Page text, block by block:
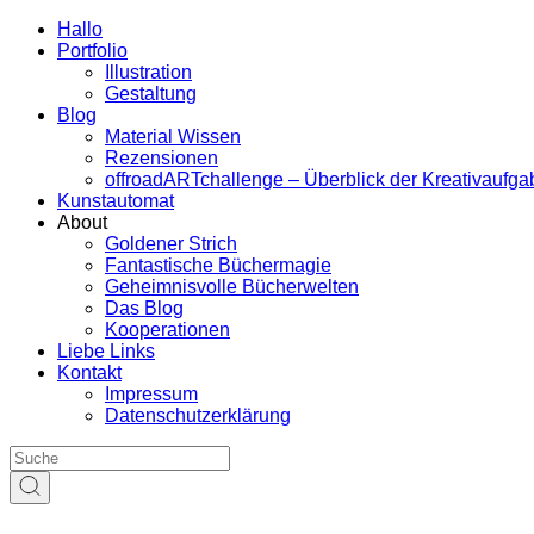
Hallo
Portfolio
Illustration
Gestaltung
Blog
Material Wissen
Rezensionen
offroadARTchallenge – Überblick der
Kunstautomat
About
Goldener Strich
Fantastische Büchermagie
Geheimnisvolle Bücherwelten
Das Blog
Kooperationen
Liebe Links
Kontakt
Impressum
Datenschutzerklärung